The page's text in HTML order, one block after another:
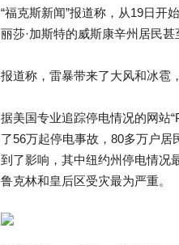
“福克斯新闻”报道称，从19日开
丽莎·加斯特的威斯康辛州居民甚
报道称，雷暴带来了大风和冰雹
据美国专业追踪停电情况的网站
了56万起停电事故，80多万户
到了影响，其中纽约州停电情况
鲁克林和皇后区受灾最为严重。